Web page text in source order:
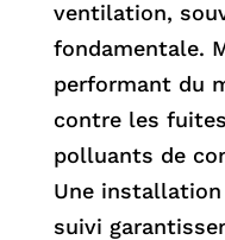
ventilation,
fondamentale.
performant du
contre les
polluants de
Une
suivi